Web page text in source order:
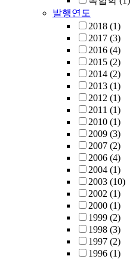
발행연도
2018 (1)
2017 (3)
2016 (4)
2015 (2)
2014 (2)
2013 (1)
2012 (1)
2011 (1)
2010 (1)
2009 (3)
2007 (2)
2006 (4)
2004 (1)
2003 (10)
2002 (1)
2000 (1)
1999 (2)
1998 (3)
1997 (2)
1996 (1)